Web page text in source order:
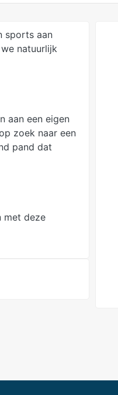
sports aan
natuurlijk
aan een eigen
zoek naar een
pand dat
met deze